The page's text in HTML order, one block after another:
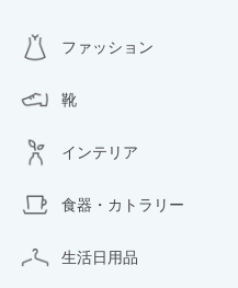
ファッション
靴
インテリア
食器・カトラリー
生活日用品